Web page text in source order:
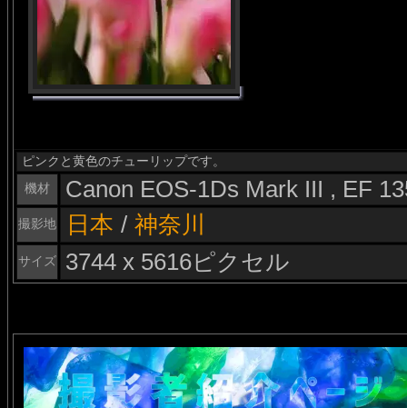
ピンクと黄色のチューリップです。
機材
Canon EOS-1Ds Mark III , EF
撮影地 日本 / 神奈川
サイズ 3744 x 5616ピクセル